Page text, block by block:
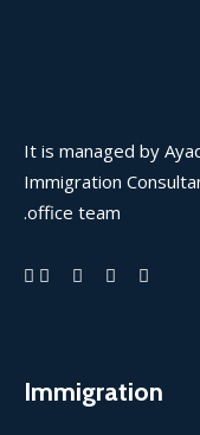
It is managed by
Immigration
office team.
Immigration